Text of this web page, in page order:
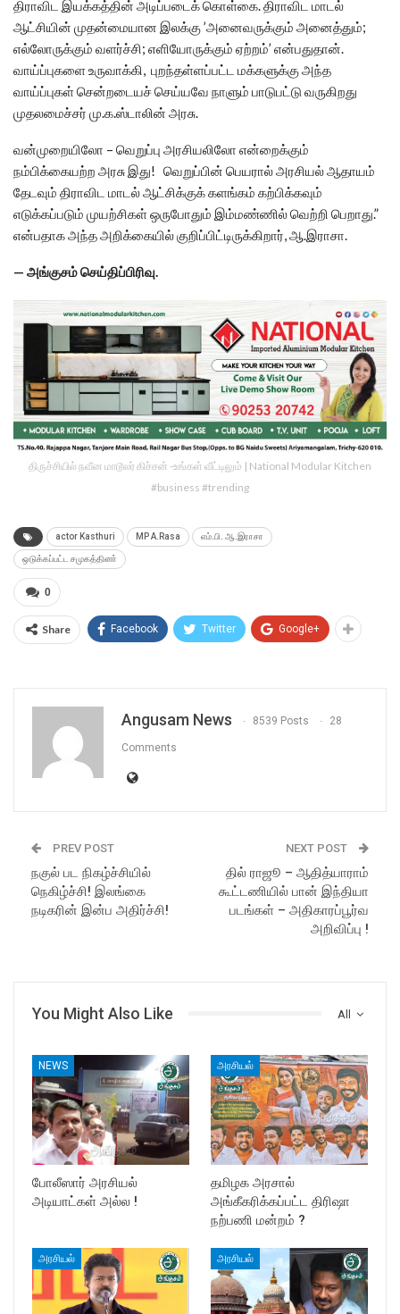
திராவிட இயக்கத்தின் அடிப்படைக் கொள்கை. திராவிட மாடல்
ஆட்சியின் முதன்மையான இலக்கு ’அனைவருக்கும் அனைத்தும்;
எல்லோருக்கும் வளர்ச்சி; எளியோருக்கும் ஏற்றம்’ என்பதுதான்.
வாய்ப்புகளை உருவாக்கி, புறந்தள்ளப்பட்ட மக்களுக்கு அந்த
வாய்ப்புகள் சென்றடையச் செய்யவே நாளும் பாடுபட்டு வருகிறது
முதலமைச்சர் மு.க.ஸ்டாலின் அரசு.
வன்முறையிலோ – வெறுப்பு அரசியலிலோ என்றைக்கும்
நம்பிக்கையற்ற அரசு இது! வெறுப்பின் பெயரால் அரசியல் ஆதாயம்
தேடவும் திராவிட மாடல் ஆட்சிக்குக் களங்கம் கற்பிக்கவும்
எடுக்கப்படும் முயற்சிகள் ஒருபோதும் இம்மண்ணில் வெற்றி பெறாது.”
என்பதாக அந்த அறிக்கையில் குறிப்பிட்டிருக்கிறார், ஆ.இராசா.
— அங்குசம் செய்திப்பிரிவு.
திருச்சியில் நவீன மாடூலர் கிச்சன் -உங்கள் வீட்டிலும் | National Modular Kitchen
#business #trending
actor Kasthuri MP A.Rasa எம்.பி. ஆ.இராசா
ஒடுக்கப்பட்ட சமுகத்தினா்
0
Share Facebook Twitter Google+
Angusam News 8539 Posts 28
Comments
PREV POST
நகுல் பட நிகழ்ச்சியில்
நெகிழ்ச்சி! இலங்கை
நடிகரின் இன்ப அதிர்ச்சி!
NEXT POST
தில் ராஜூ – ஆதித்யாராம்
கூட்டணியில் பான் இந்தியா
படங்கள் – அதிகாரப்பூர்வ
அறிவிப்பு !
All
You Might Also Like
NEWS
போலீஸார் அரசியல்
அடியாட்கள் அல்ல !
அரசியல்
தமிழக அரசால்
அங்கீகரிக்கப்பட்ட திரிஷா
நற்பணி மன்றம் ?
அரசியல் அரசியல்